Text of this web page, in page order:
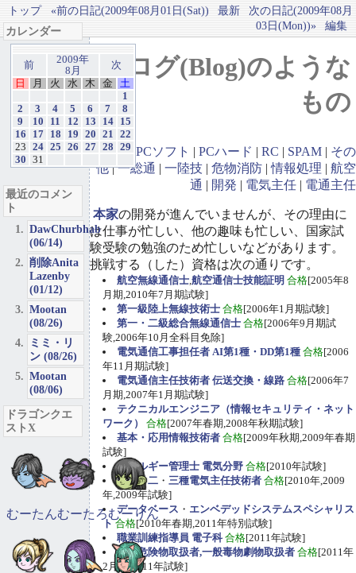
トップ «前の日記(2009年08月01日(Sat)) 最新
次の日記(2009年08月
03日(Mon))»
編集
ブログ(Blog)のような
もの
GBA| PCソフト | PCハード | RC | SPAM | その
他|一総通 | 一陸技 | 危物消防 |情報処理 | 航空
通 | 開発 | 電気主任 | 電通主任
本家の開発が進んでいませんが、その理由に
は仕事が忙しい、他の趣味も忙しい、国家試
験受験の勉強のため忙しいなどがあります。
挑戦する（した）資格は次の通りです。
航空無線通信士,航空通信士技能証明 合格[2005年8
月期,2010年7月期試験]
第一級陸上無線技術士 合格[2006年1月期試験]
第一・二級総合無線通信士 合格[2006年9月期試
験,2006年10月全科目免除]
電気通信工事担任者 AI第1種・DD第1種 合格[2006
年11月期試験]
電気通信主任技術者 伝送交換・線路 合格[2006年7
月期,2007年1月期試験]
テクニカルエンジニア（情報セキュリティ・ネット
ワーク）
合格[2007年春期,2008年秋期試験]
基本・応用情報技術者 合格[2009年秋期,2009年春期
試験]
エネルギー管理士 電気分野 合格[2010年試験]
第一・二 ・ 三種電気主任技術者 合格[2010年,2009
年,2009年試験]
データベース ・ エンベデッドシステムスペシャリス
ト 合格[2010年春期,2011年特別試験]
職業訓練指導員 電子科 合格[2011年試験]
甲種危険物取扱者,一般毒物劇物取扱者 合格[2011年
2月期,2011年試験]
カレンダー
前
2009年
8月
次
日
月 火 水 木 金
土
1
2
3 4 5 6 7
8
9
10 11 12 13 14
15
16
17 18 19 20 21
22
23
24 25 26 27 28
29
30
31
最近のコメン
ト
DawChurbhab
(06/14)
削除Anita
Lazenby
(01/12)
Mootan
(08/26)
ミミ・リ
ン (08/26)
Mootan
(08/06)
ドラゴンクエ
ストX
むーたんむーたろむーりん